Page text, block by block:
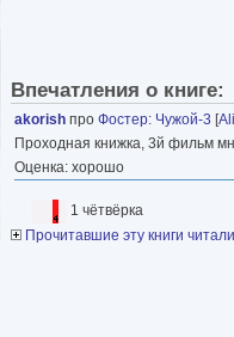
Впечатления о книге:
akorish про Фостер: Чужой-3 [
Проходная книжка, 3й фильм
Оценка: хорошо
1 чётвёрка
Прочитавшие эту книги